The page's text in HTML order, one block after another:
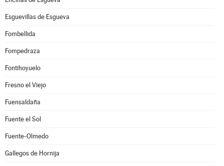
Esguevillas de Esgueva
Fombellida
Fompedraza
Fontihoyuelo
Fresno el Viejo
Fuensaldaña
Fuente el Sol
Fuente-Olmedo
Gallegos de Hornija